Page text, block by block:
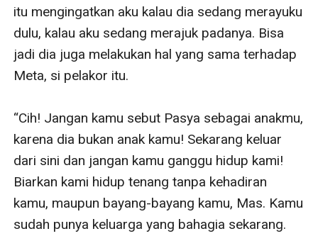
itu mengingatkan aku kalau dia sedang merayuku
dulu, kalau aku sedang merajuk padanya. Bisa
jadi dia juga melakukan hal yang sama terhadap
Meta, si pelakor itu.
“Cih! Jangan kamu sebut Pasya sebagai anakmu,
karena dia bukan anak kamu! Sekarang keluar
dari sini dan jangan kamu ganggu hidup kami!
Biarkan kami hidup tenang tanpa kehadiran
kamu, maupun bayang-bayang kamu, Mas. Kamu
sudah punya keluarga yang bahagia sekarang.